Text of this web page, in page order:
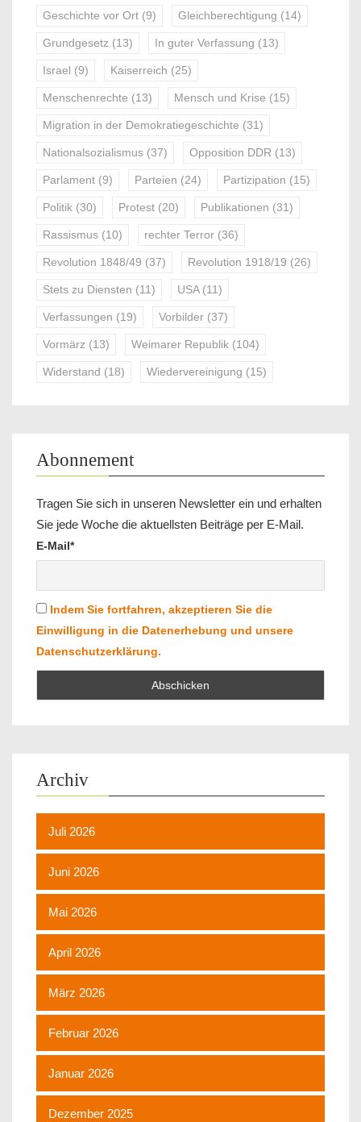
Geschichte vor Ort (9) Gleichberechtigung (14)
Grundgesetz (13) In guter Verfassung (13)
Israel (9) Kaiserreich (25)
Menschenrechte (13) Mensch und Krise (15)
Migration in der Demokratiegeschichte (31)
Nationalsozialismus (37) Opposition DDR (13)
Parlament (9) Parteien (24) Partizipation (15)
Politik (30) Protest (20) Publikationen (31)
Rassismus (10) rechter Terror (36)
Revolution 1848/49 (37) Revolution 1918/19 (26)
Stets zu Diensten (11) USA(11)
Verfassungen (19) Vorbilder (37)
Vormärz (13) Weimarer Republik (104)
Widerstand (18) Wiedervereinigung (15)
Abonnement
Tragen Sie sich in unseren Newsletter ein und erhalten
Sie jede Woche die aktuellsten Beiträge per E-Mail.
E-Mail*
Indem Sie fortfahren, akzeptieren Sie die
Einwilligung in die Datenerhebung und unsere
Datenschutzerklärung.
Archiv
Juli 2026
Juni 2026
Mai 2026
April 2026
März 2026
Februar 2026
Januar 2026
Dezember 2025